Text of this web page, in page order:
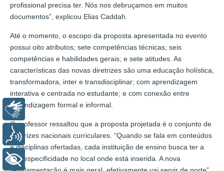
profissional precisa ter. Nós nos debruçamos em muitos
documentos”, explicou Elias Caddah.
Até o momento, o escopo da proposta apresentada no evento
possui oito atributos; sete competências técnicas; seis
competências e habilidades gerais; e sete atitudes. As
características das novas diretrizes são uma educação holística,
transformadora, inter e transdisciplinar; com aprendizagem
interativa e centrada no estudante; e com conexão entre
aprendizagem formal e informal.
O professor ressaltou que a proposta projetada é o conjunto de
diretrizes nacionais curriculares. “Quando se fala em conteúdos
e disciplinas ofertadas, cada instituição de ensino busca ter a
sua especificidade no local onde está inserida. A nova
Libras
Voz
+ Acessibilidade